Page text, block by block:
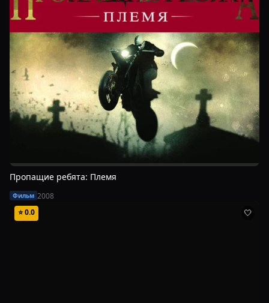
Пропащие ребята: Племя
Фильм 2008
⭐0.0 🤍